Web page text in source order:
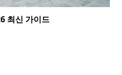
최신 가이드